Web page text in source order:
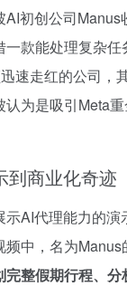
AI初创公司
一款能处理复杂任
速走红的公司，
认为是吸引Meta
到商业化奇迹
AI代理能力的演
频中，名为
完整假期行程、